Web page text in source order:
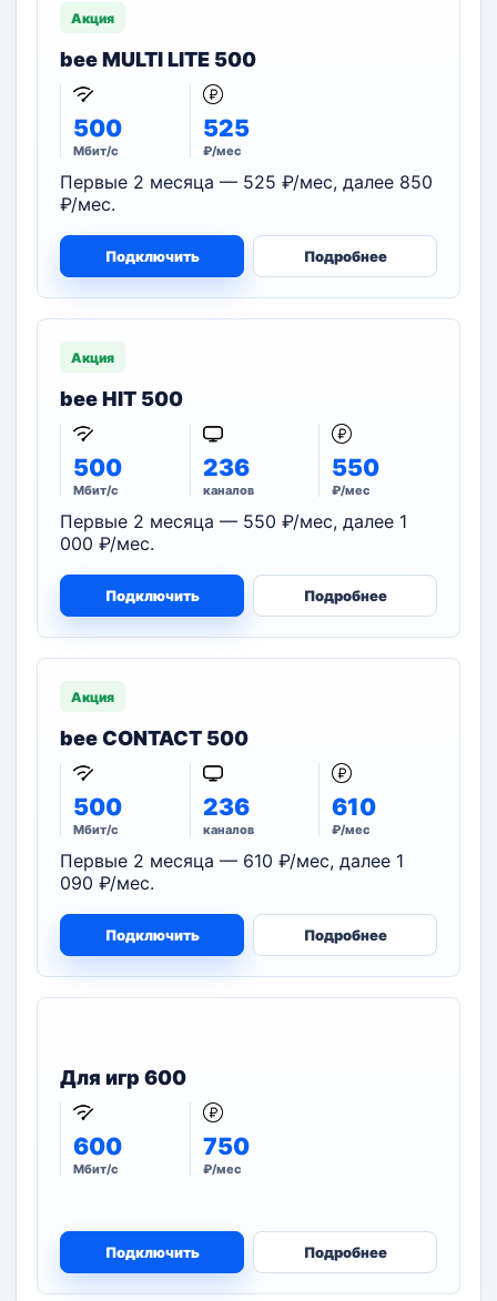
Акция
bee MULTI LITE 500
500
Мбит/с
525
₽/мес
Первые 2 месяца — 525 ₽/мес, далее 850
₽/мес.
Подключить Подробнее
Акция
bee HIT 500
500
Мбит/с
236
каналов
550
₽/мес
Первые 2 месяца — 550 ₽/мес, далее 1
000 ₽/мес.
Подключить Подробнее
Акция
bee CONTACT 500
500
Мбит/с
236
каналов
610
₽/мес
Первые 2 месяца — 610 ₽/мес, далее 1
090 ₽/мес.
Подключить Подробнее
Для игр 600
600
Мбит/с
750
₽/мес
Подключить Подробнее